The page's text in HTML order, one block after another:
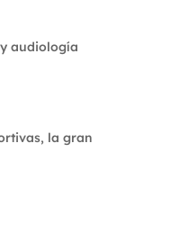
audiología
la gran